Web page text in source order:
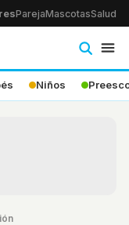
ParejaMascotasSalud
Niños